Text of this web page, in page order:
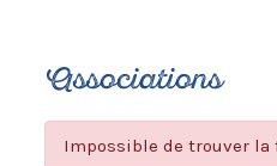
Associations
Impossible de trouver la